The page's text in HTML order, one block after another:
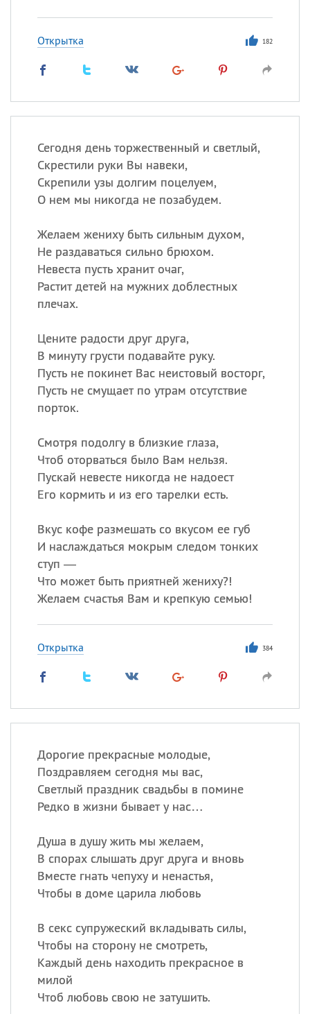
Открытка 182
Сегодня день торжественный и светлый,
Скрестили руки Вы навеки,
Скрепили узы долгим поцелуем,
О нем мы никогда не позабудем.
Желаем жениху быть сильным духом,
Не раздаваться сильно брюхом.
Невеста пусть хранит очаг,
Растит детей на мужних доблестных
плечах.
Цените радости друг друга,
В минуту грусти подавайте руку.
Пусть не покинет Вас неистовый восторг,
Пусть не смущает по утрам отсутствие
порток.
Смотря подолгу в близкие глаза,
Чтоб оторваться было Вам нельзя.
Пускай невесте никогда не надоест
Его кормить и из его тарелки есть.
Вкус кофе размешать со вкусом ее губ
И наслаждаться мокрым следом тонких
ступ —
Что может быть приятней жениху?!
Желаем счастья Вам и крепкую семью!
Открытка 384
Дорогие прекрасные молодые,
Поздравляем сегодня мы вас,
Светлый праздник свадьбы в помине
Редко в жизни бывает у нас…
Душа в душу жить мы желаем,
В спорах слышать друг друга и вновь
Вместе гнать чепуху и ненастья,
Чтобы в доме царила любовь
В секс супружеский вкладывать силы,
Чтобы на сторону не смотреть,
Каждый день находить прекрасное в
милой
Чтоб любовь свою не затушить.